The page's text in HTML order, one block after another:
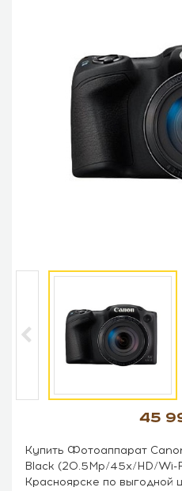
45
Купить Фотоаппарат
Black (20.5Mp/45x/HD/Wi-
Красноярске по выгодной